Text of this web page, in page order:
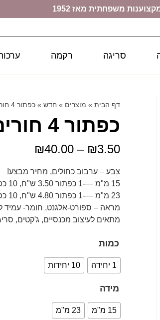
משפחתית מאז 1952
סריגה רקמה
דף הבית » מוצרים » חדש » כפתור 4 חורים
כפתור 4 חורים
₪3.50
–
₪40.00
צבע – ערבוב כחולים, מחיר מבצע!
15 מ"מ —-1 כפתור 3.50 ש"ח, 10 כפתורים מאותו גודל – 30.00 ש"ח
23 מ"מ —-1 כפתור 4.80 ש"ח, 10 כפתורים מאותו גודל – 40.00 ש"ח
מראה – ספורט-אלגנט, חומר- עמיד
מתאים לעיצוב מכנסיים, ג'קטים,
כמות
1 יחידה 10 יחידות
מידה
15 מ"מ 23 מ"מ